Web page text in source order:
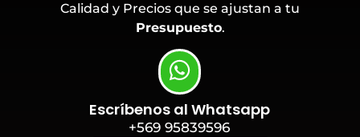
Calidad y Precios que se ajustan a tu
Presupuesto.
Escríbenos al Whatsapp
+569 95839596